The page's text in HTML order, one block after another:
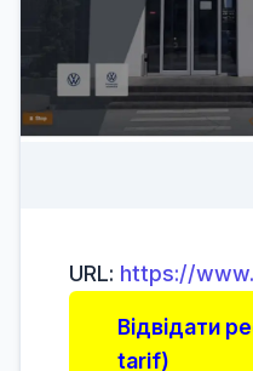
URL: https://
Відвідати
tarif)